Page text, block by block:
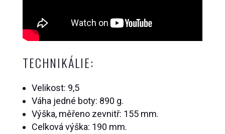
TECHNIKÁLIE:
Velikost: 9,5
Váha jedné boty: 890 g.
Výška, měřeno zevnitř: 155 mm.
Celková výška: 190 mm.